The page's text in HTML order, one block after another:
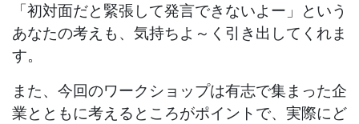
「初対面だと緊張して発言できないよー」という
あなたの考えも、気持ちよ～く引き出してくれま
す。
また、今回のワークショップは有志で集まった企
業とともに考えるところがポイントで、実際にど